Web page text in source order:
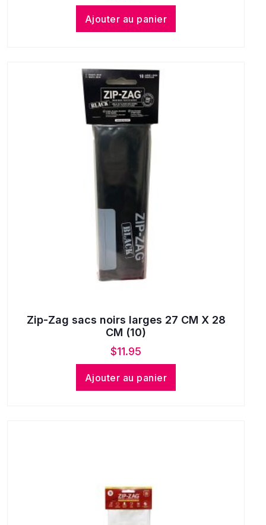
Ajouter au panier
Zip-Zag sacs noirs larges 27 CM X 28
CM (10)
$11.95
Ajouter au panier